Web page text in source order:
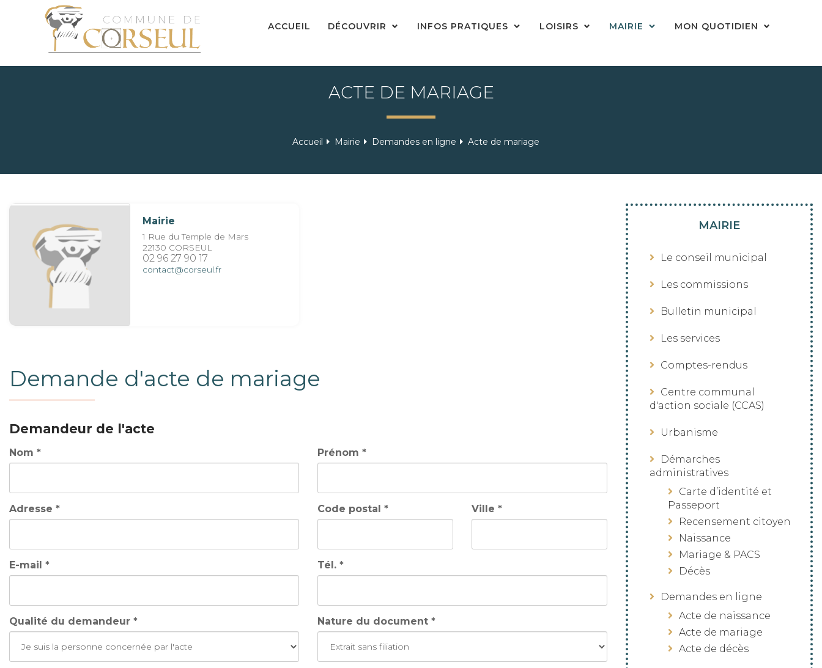
ACCUEIL DÉCOUVRIR INFOS PRATIQUES LOISIRS MAIRIE MON QUOTIDIEN
ACTE DE MARIAGE
Accueil Mairie Demandes en ligne Acte de mariage
Mairie
1 Rue du Temple de Mars
22130 CORSEUL
02 96 27 90 17
contact@corseul.fr
Demande d'acte de mariage
Demandeur de l'acte
Nom * Prénom *
Adresse * Code postal * Ville *
E-mail * Tél. *
Qualité du demandeur * Nature du document *
MAIRIE
Le conseil municipal
Les commissions
Bulletin municipal
Les services
Comptes-rendus
Centre communal
d'action sociale (CCAS)
Urbanisme
Démarches
administratives
Carte d’identité et
Passeport
Recensement citoyen
Naissance
Mariage & PACS
Décès
Demandes en ligne
Acte de naissance
Acte de mariage
Acte de décès